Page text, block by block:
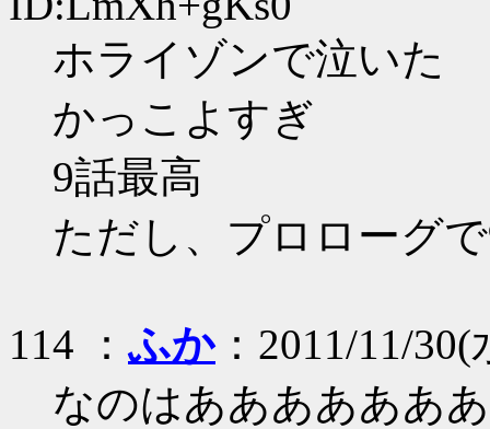
ホライゾンで泣いた
かっこよすぎ
9話最高
ただし、プロローグ
114 ：ふか：2011/11/30(
なのはああああああ